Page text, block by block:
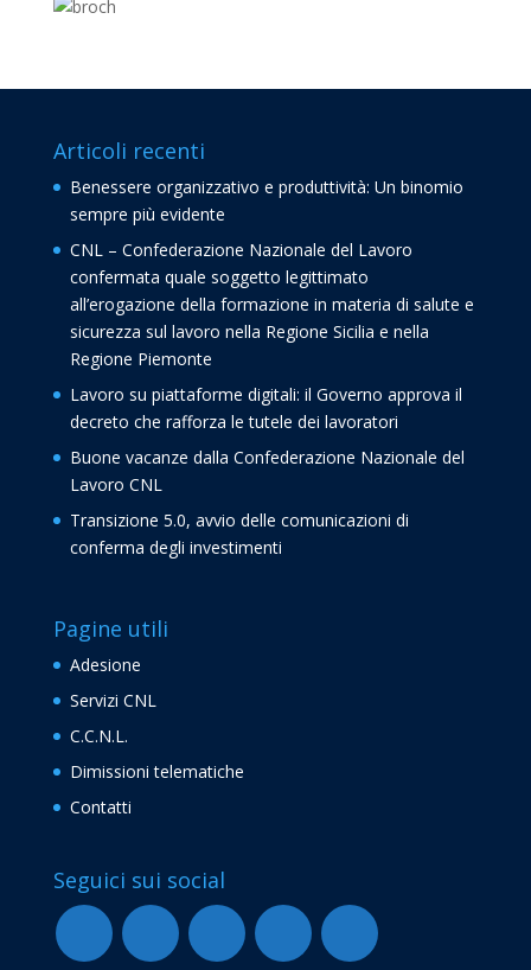
Articoli recenti
Benessere organizzativo e produttività: Un binomio
sempre più evidente
CNL – Confederazione Nazionale del Lavoro
confermata quale soggetto legittimato
all’erogazione della formazione in materia di salute e
sicurezza sul lavoro nella Regione Sicilia e nella
Regione Piemonte
Lavoro su piattaforme digitali: il Governo approva il
decreto che rafforza le tutele dei lavoratori
Buone vacanze dalla Confederazione Nazionale del
Lavoro CNL
Transizione 5.0, avvio delle comunicazioni di
conferma degli investimenti
Pagine utili
Adesione
Servizi CNL
C.C.N.L.
Dimissioni telematiche
Contatti
Seguici sui social